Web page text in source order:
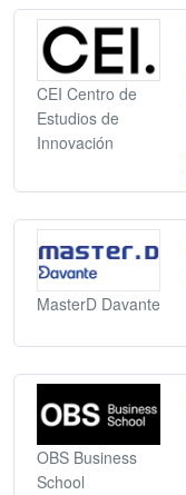
CEI Centro de
Estudios de
Innovación
MasterD Davante
OBS Business
School